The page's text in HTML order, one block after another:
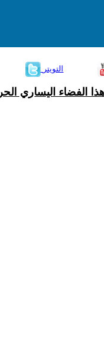
التويتر
الفضاء اليساري الحر